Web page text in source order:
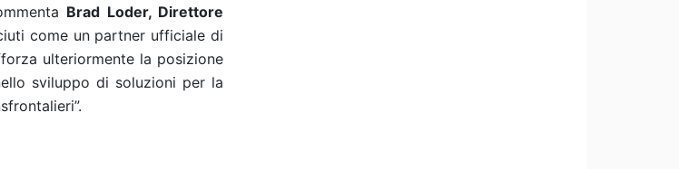
Brad Loder, Direttore
come un partner ufficiale di
ulteriormente la posizione
sviluppo di soluzioni per la